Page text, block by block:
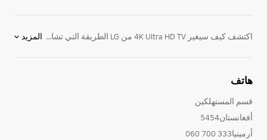
اكتشف كيف سيغير 4K Ultra HD TV من LG الطريقة التي تشاهد بها كل شيء. يوفر تلفزيون 4K UHD من LG أربعة أضعاف دقة التلفزيون عالي الدقة القياسي ، مما يوفر تجربة مشاهدة تلفزيونية أكبر وأكثر جرأة وأكثر واقعية.اكتشف التطور الجديد للتليفزيون من خلال تلفزيون عالي الدقة 4K Ultra HD من إل جي واستمتع بتجربة عصر جديد من مشاهدة التلفزيون بفضل الصوت القوي والصور الزاهية والواضحة. توفر أجهزة تلفزيون 4K UHD من LG المصممة لتحسين تجربة الترفيه الخاصة بك مجموعة متنوعة من الميزات المبتكرة والحديثة بما في ذلك:نظام مكبر صوت قوي: يوفر صوتًا رائعًا في الوقت الذي يتمتع فيه بالعمق الفائق وجودة صوت لا مثيل لها.IPS 4K: إن تلفزيونات LG ذات الأداء الفائق الوضوح هي لوحة IPS (التبديل داخل الطائرة) المصممة خصيصًا. تساعد جودة اللوحة في تحديد جودة الصورة ، وتجعل لوحة IPS لدينا أي مقعد هو الأفضل في المنزل.4K HEVC: يدعم HEVC فيديو 4K الذي يوفر حركة واضحة وغير واضحة. يمكنك الآن الاستمتاع بمحتوى 4K عالي الجودة عبر البث عبر الإنترنت أو USB دون الحاجة إلى الدعم من أي جهاز إضافي.شاشة واسعة: يوفر تلفزيون 4K Ultra HD بشاشة عريضة من LG تجربة مشاهدة غامرة تمامًا. كن محاطًا بفيلمك المفضل وعرضك وغير ذلك الكثير مع شاشة LG العملاقة وجودة الصورة المدهشة.تلفزيون فائق الوضوح بدقة 4K: يوفر جودة صورة زاهية ونقية ، ويتميز تلفزيون 4K UHD بدقة أعلى أربع مرات من المزيد
هاتف
قسم المستهلكين
أفغانستان5454
أرمينيا333 700 060